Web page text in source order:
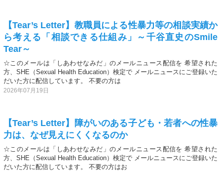
【Tear’s Letter】教職員による性暴力等の相談実績か
ら考える「相談できる仕組み」～千谷直史のSmile
Tear～
☆このメールは「しあわせなみだ」のメールニュース配信を 希望された
方、SHE（Sexual Health Education）検定で メールニュースにご登録いた
だいた方に配信しています。 不要の方は
2026年07月19日
【Tear’s Letter】障がいのある子ども・若者への性暴
力は、なぜ見えにくくなるのか
☆このメールは「しあわせなみだ」のメールニュース配信を 希望された
方、SHE（Sexual Health Education）検定で メールニュースにご登録いた
だいた方に配信しています。 不要の方はお